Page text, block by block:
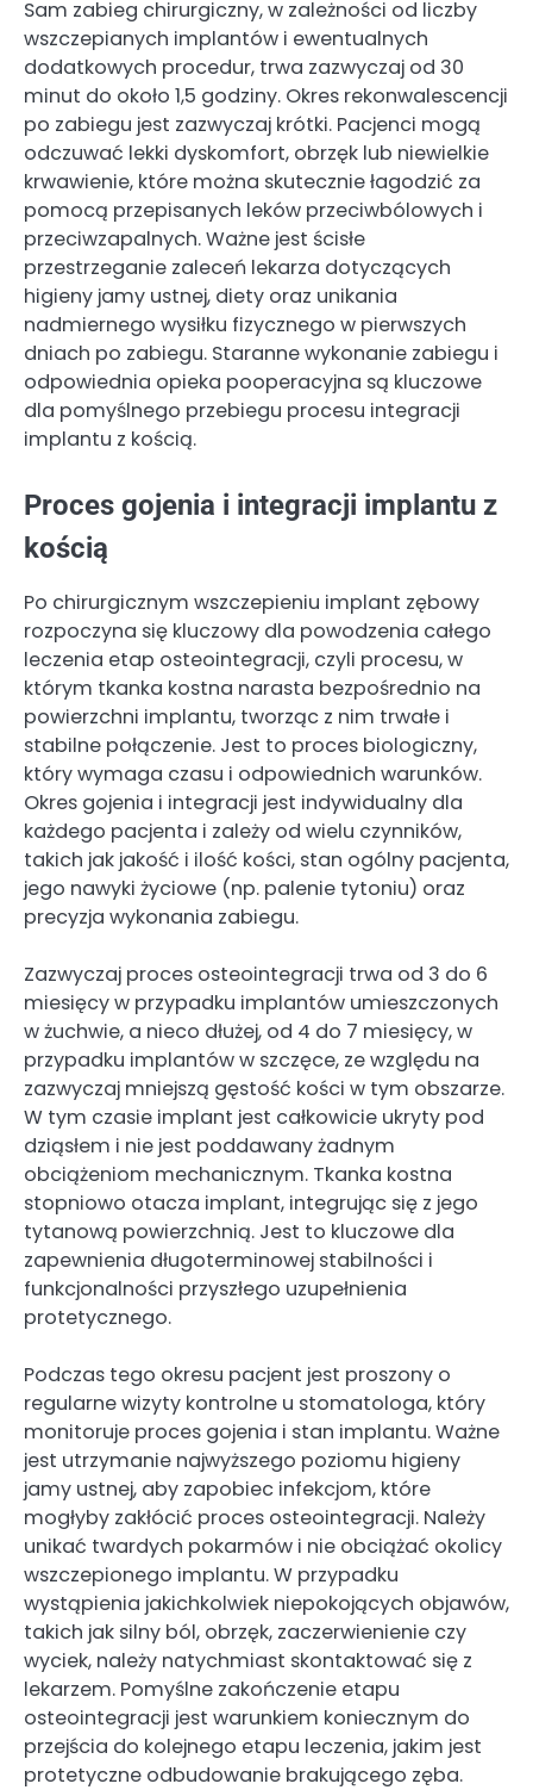
Sam zabieg chirurgiczny, w zależności od liczby
wszczepianych implantów i ewentualnych
dodatkowych procedur, trwa zazwyczaj od 30
minut do około 1,5 godziny. Okres rekonwalescencji
po zabiegu jest zazwyczaj krótki. Pacjenci mogą
odczuwać lekki dyskomfort, obrzęk lub niewielkie
krwawienie, które można skutecznie łagodzić za
pomocą przepisanych leków przeciwbólowych i
przeciwzapalnych. Ważne jest ścisłe
przestrzeganie zaleceń lekarza dotyczących
higieny jamy ustnej, diety oraz unikania
nadmiernego wysiłku fizycznego w pierwszych
dniach po zabiegu. Staranne wykonanie zabiegu i
odpowiednia opieka pooperacyjna są kluczowe
dla pomyślnego przebiegu procesu integracji
implantu z kością.
Proces gojenia i integracji implantu z
kością
Po chirurgicznym wszczepieniu implant zębowy
rozpoczyna się kluczowy dla powodzenia całego
leczenia etap osteointegracji, czyli procesu, w
którym tkanka kostna narasta bezpośrednio na
powierzchni implantu, tworząc z nim trwałe i
stabilne połączenie. Jest to proces biologiczny,
który wymaga czasu i odpowiednich warunków.
Okres gojenia i integracji jest indywidualny dla
każdego pacjenta i zależy od wielu czynników,
takich jak jakość i ilość kości, stan ogólny pacjenta,
jego nawyki życiowe (np. palenie tytoniu) oraz
precyzja wykonania zabiegu.
Zazwyczaj proces osteointegracji trwa od 3 do 6
miesięcy w przypadku implantów umieszczonych
w żuchwie, a nieco dłużej, od 4 do 7 miesięcy, w
przypadku implantów w szczęce, ze względu na
zazwyczaj mniejszą gęstość kości w tym obszarze.
W tym czasie implant jest całkowicie ukryty pod
dziąsłem i nie jest poddawany żadnym
obciążeniom mechanicznym. Tkanka kostna
stopniowo otacza implant, integrując się z jego
tytanową powierzchnią. Jest to kluczowe dla
zapewnienia długoterminowej stabilności i
funkcjonalności przyszłego uzupełnienia
protetycznego.
Podczas tego okresu pacjent jest proszony o
regularne wizyty kontrolne u stomatologa, który
monitoruje proces gojenia i stan implantu. Ważne
jest utrzymanie najwyższego poziomu higieny
jamy ustnej, aby zapobiec infekcjom, które
mogłyby zakłócić proces osteointegracji. Należy
unikać twardych pokarmów i nie obciążać okolicy
wszczepionego implantu. W przypadku
wystąpienia jakichkolwiek niepokojących objawów,
takich jak silny ból, obrzęk, zaczerwienienie czy
wyciek, należy natychmiast skontaktować się z
lekarzem. Pomyślne zakończenie etapu
osteointegracji jest warunkiem koniecznym do
przejścia do kolejnego etapu leczenia, jakim jest
protetyczne odbudowanie brakującego zęba.